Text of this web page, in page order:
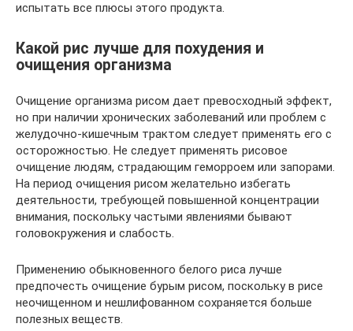
испытать все плюсы этого продукта.
Какой рис лучше для похудения и
очищения организма
Очищение организма рисом дает превосходный эффект,
но при наличии хронических заболеваний или проблем с
желудочно-кишечным трактом следует применять его с
осторожностью. Не следует применять рисовое
очищение людям, страдающим геморроем или запорами.
На период очищения рисом желательно избегать
деятельности, требующей повышенной концентрации
внимания, поскольку частыми явлениями бывают
головокружения и слабость.
Применению обыкновенного белого риса лучше
предпочесть очищение бурым рисом, поскольку в рисе
неочищенном и нешлифованном сохраняется больше
полезных веществ.